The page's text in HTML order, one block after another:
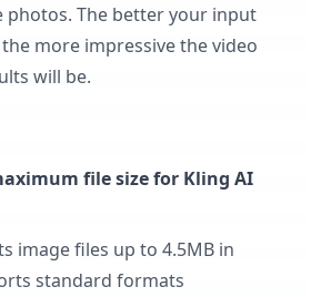
photos. The better your input
more impressive the video
will be.
file size for Kling AI
image files up to 4.5MB in
standard formats